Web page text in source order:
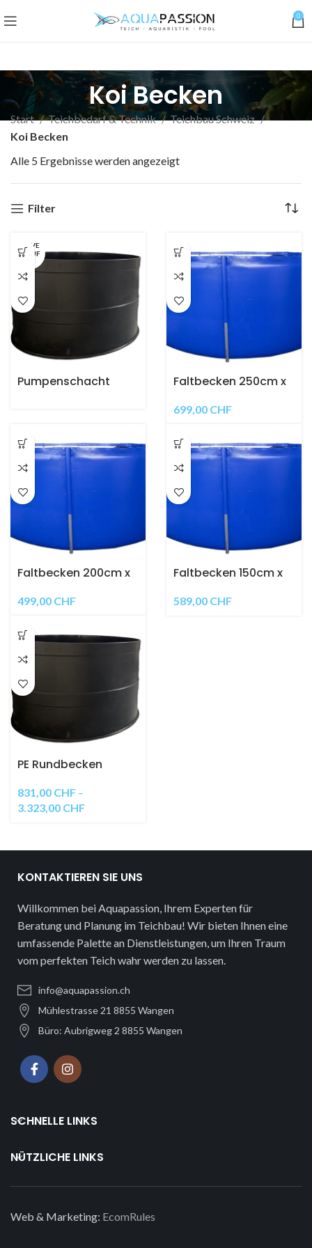
0
Koi Becken
Start Teichbedarf & Technik
Teichbau Schweiz
Koi Becken
Alle 5 Ergebnisse werden angezeigt
Filter
AUSVE
RKAUF
Pumpenschacht
Faltbecken 250cm x
699,00 CHF
Faltbecken 200cm x
499,00 CHF
Faltbecken 150cm x
589,00 CHF
PE Rundbecken
831,00 CHF –
3.323,00 CHF
KONTAKTIEREN SIE UNS
Willkommen bei Aquapassion, Ihrem Experten für
Beratung und Planung im Teichbau! Wir bieten Ihnen eine
umfassende Palette an Dienstleistungen, um Ihren Traum
vom perfekten Teich wahr werden zu lassen.
info@aquapassion.ch
Mühlestrasse 21 8855 Wangen
Büro: Aubrigweg 2 8855 Wangen
SCHNELLE LINKS
NÜTZLICHE LINKS
Web & Marketing: EcomRules